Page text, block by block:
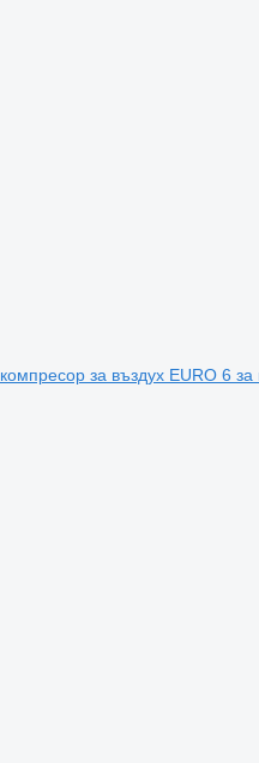
компресор за въздух EURO 6